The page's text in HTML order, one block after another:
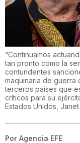
“Continuamos
tan pronto como la
contundentes
maquinaria de guerra
terceros países que
críticos para su
Estados Unidos, Janet
Por Agencia EFE